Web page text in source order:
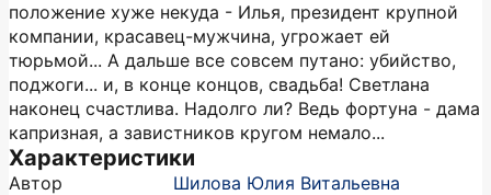
положение хуже некуда - Илья, президент крупной
компании, красавец-мужчина, угрожает ей
тюрьмой... А дальше все совсем путано: убийство,
поджоги... и, в конце концов, свадьба! Светлана
наконец счастлива. Надолго ли? Ведь фортуна - дама
капризная, а завистников кругом немало...
Характеристики
Автор
Шилова Юлия Витальевна